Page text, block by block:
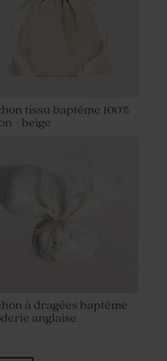
tissu baptême 100%
- beige
à dragées baptême
anglaise